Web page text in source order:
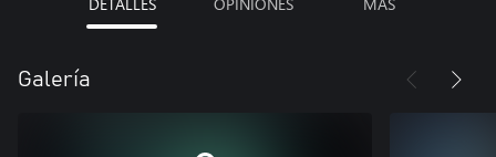
Galería